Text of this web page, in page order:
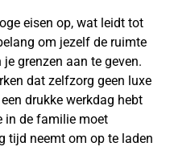
eisen op, wat leidt tot
om jezelf de ruimte
grenzen aan te geven.
dat zelfzorg geen luxe
drukke werkdag hebt
in de familie moet
tijd neemt om op te laden